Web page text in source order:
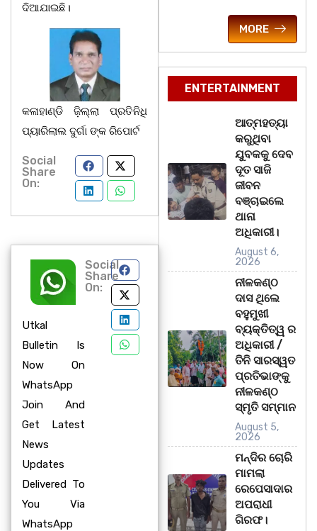
ଦିଆଯାଇଛି।
କଳାହାଣ୍ଡି ଜ଼ିଲ୍ଲା ପ୍ରତିନିଧି
ପ୍ୟାରିଲାଲ ଦୁର୍ଗା ଙ୍କ ରିପୋର୍ଟ
Social
Share
On:
Utkal
Bulletin Is
Now On
WhatsApp
Join And
Get Latest
News
Updates
Delivered To
You Via
WhatsApp
Social
Share
On:
MORE
ENTERTAINMENT
ଆତ୍ମହତ୍ୟା
କରୁଥିବା
ଯୁବକକୁ ଦେବ
ଦୂତ ସାଜି
ଜୀବନ
ବଞ୍ଚାଇଲେ
ଥାନା
ଅଧିକାରୀ।
August 6,
2026
ନୀଳକଣ୍ଠ
ଦାସ ଥିଲେ
ବହୁମୁଖୀ
ବ୍ୟକ୍ତିତ୍ୱ ର
ଅଧିକାରୀ /
ତିନି ସାରସ୍ୱତ
ପ୍ରତିଭାଙ୍କୁ
ନୀଳକଣ୍ଠ
ସ୍ମୃତି ସମ୍ମାନ
August 5,
2026
ମନ୍ଦିର ଚୋରି
ମାମଲା
ରେପେସାଦାର
ଅପରାଧୀ
ଗିରଫ।